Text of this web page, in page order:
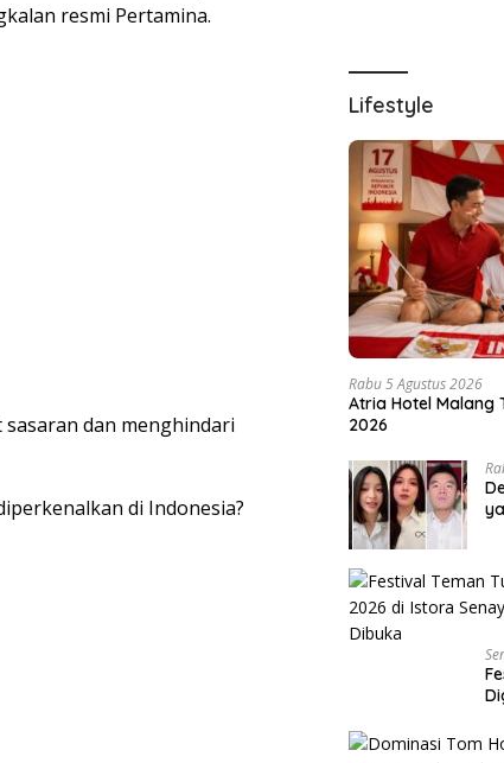
resmi Pertamina.
dan menghindari
di Indonesia?
Lifestyle
Rabu 5 Agustus 2026
Atria Hotel Malang
2026